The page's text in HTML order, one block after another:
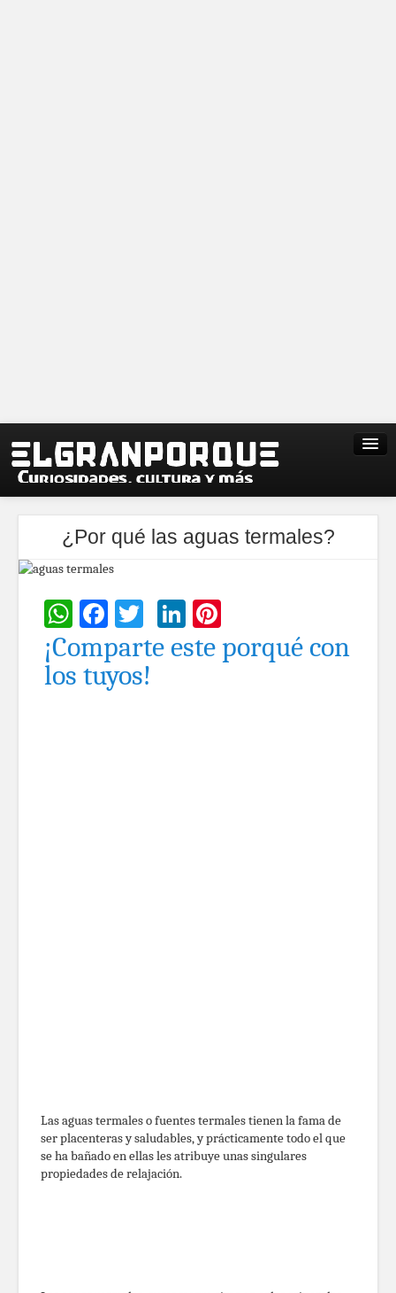
¿Por qué las aguas termales?
WhatsApp
Facebook
TwitterLinkedIn
¡Comparte este porqué con
los tuyos!
Las aguas termales o fuentes termales tienen la fama de
ser placenteras y saludables, y prácticamente todo el que
se ha bañado en ellas les atribuye unas singulares
propiedades de relajación.